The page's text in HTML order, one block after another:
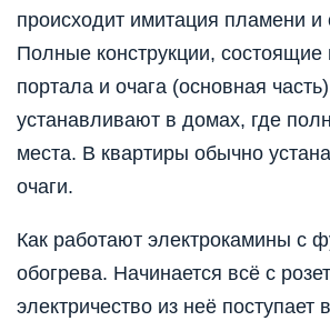
происходит имитация пламени и
Полные конструкции, состоящие
портала и очага (основная
устанавливают в домах, где
места. В квартиры обычно
очаги.
Как работают электрокамины с
обогрева. Начинается всё с
электричество из неё поступает